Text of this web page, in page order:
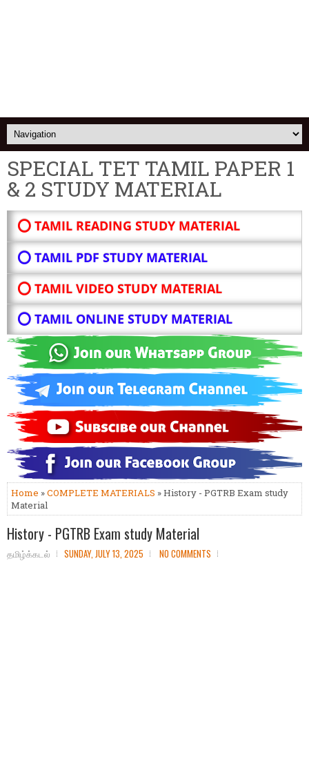
SPECIAL TET TAMIL PAPER 1
& 2 STUDY MATERIAL
⭕ TAMIL READING STUDY MATERIAL
⭕ TAMIL PDF STUDY MATERIAL
⭕ TAMIL VIDEO STUDY MATERIAL
⭕ TAMIL ONLINE STUDY MATERIAL
Home »COMPLETE MATERIALS » History - PGTRB Exam study
Material
History - PGTRB Exam study Material
தமிழ்க்கடல் SUNDAY, JULY 13, 2025 NO COMMENTS